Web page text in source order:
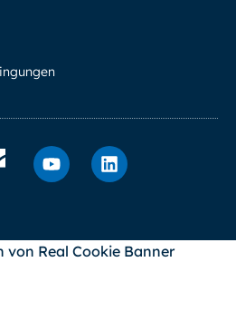
von Real Cookie Banner